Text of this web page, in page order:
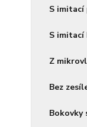
S imitací
S
Z
Bez
Bokovky